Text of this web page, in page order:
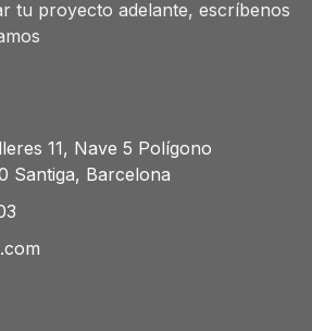
tu proyecto adelante, escríbenos
11, Nave 5 Polígono
Santiga, Barcelona